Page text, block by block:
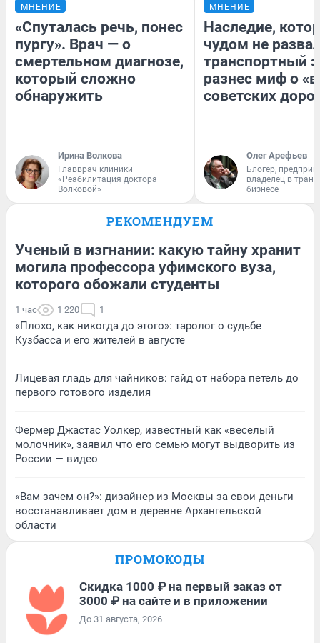
МНЕНИЕ
«Спуталась речь, понес
пургу». Врач — о
смертельном диагнозе,
который сложно
обнаружить
Ирина Волкова
Главврач клиники
«Реабилитация доктора
Волковой»
МНЕНИЕ
Наследие,
чудом не
транспортный
разнес миф о
советских
Олег Арефьев
Блогер,
владелец в
бизнесе
РЕКОМЕНДУЕМ
Ученый в изгнании: какую тайну хранит
могила профессора уфимского вуза,
которого обожали студенты
1 час 1 220 1
«Плохо, как никогда до этого»: таролог о судьбе
Кузбасса и его жителей в августе
Лицевая гладь для чайников: гайд от набора петель до
первого готового изделия
Фермер Джастас Уолкер, известный как «веселый
молочник», заявил что его семью могут выдворить из
России — видео
«Вам зачем он?»: дизайнер из Москвы за свои деньги
восстанавливает дом в деревне Архангельской
области
ПРОМОКОДЫ
Скидка 1000 ₽ на первый заказ от
3000 ₽ на сайте и в приложении
До 31 августа, 2026